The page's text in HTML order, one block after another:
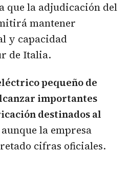
que la adjudicación del
mantener
y capacidad
de Italia.
pequeño de
importantes
destinados al
aunque la empresa
cifras oficiales.